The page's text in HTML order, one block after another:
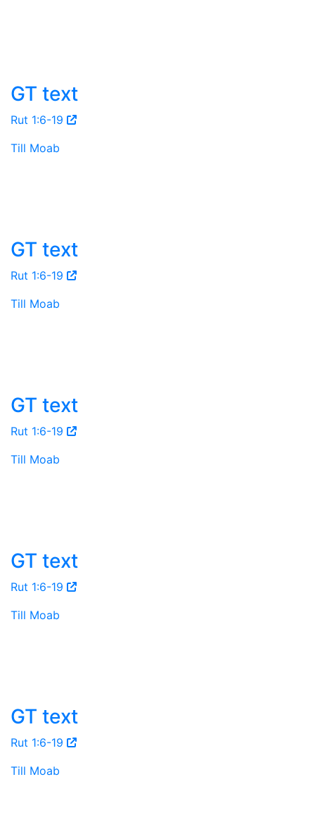
GT text
Rut 1:6-19
Till Moab
GT text
Rut 1:6-19
Till Moab
GT text
Rut 1:6-19
Till Moab
GT text
Rut 1:6-19
Till Moab
GT text
Rut 1:6-19
Till Moab